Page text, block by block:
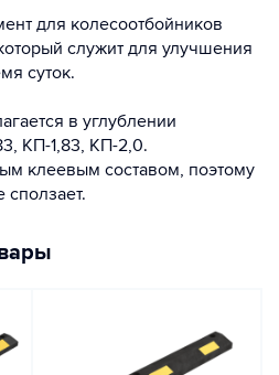
для колесоотбойников
служит для улучшения
суток.
в углублении
КП-1,83, КП-2,0.
клеевым составом, поэтому